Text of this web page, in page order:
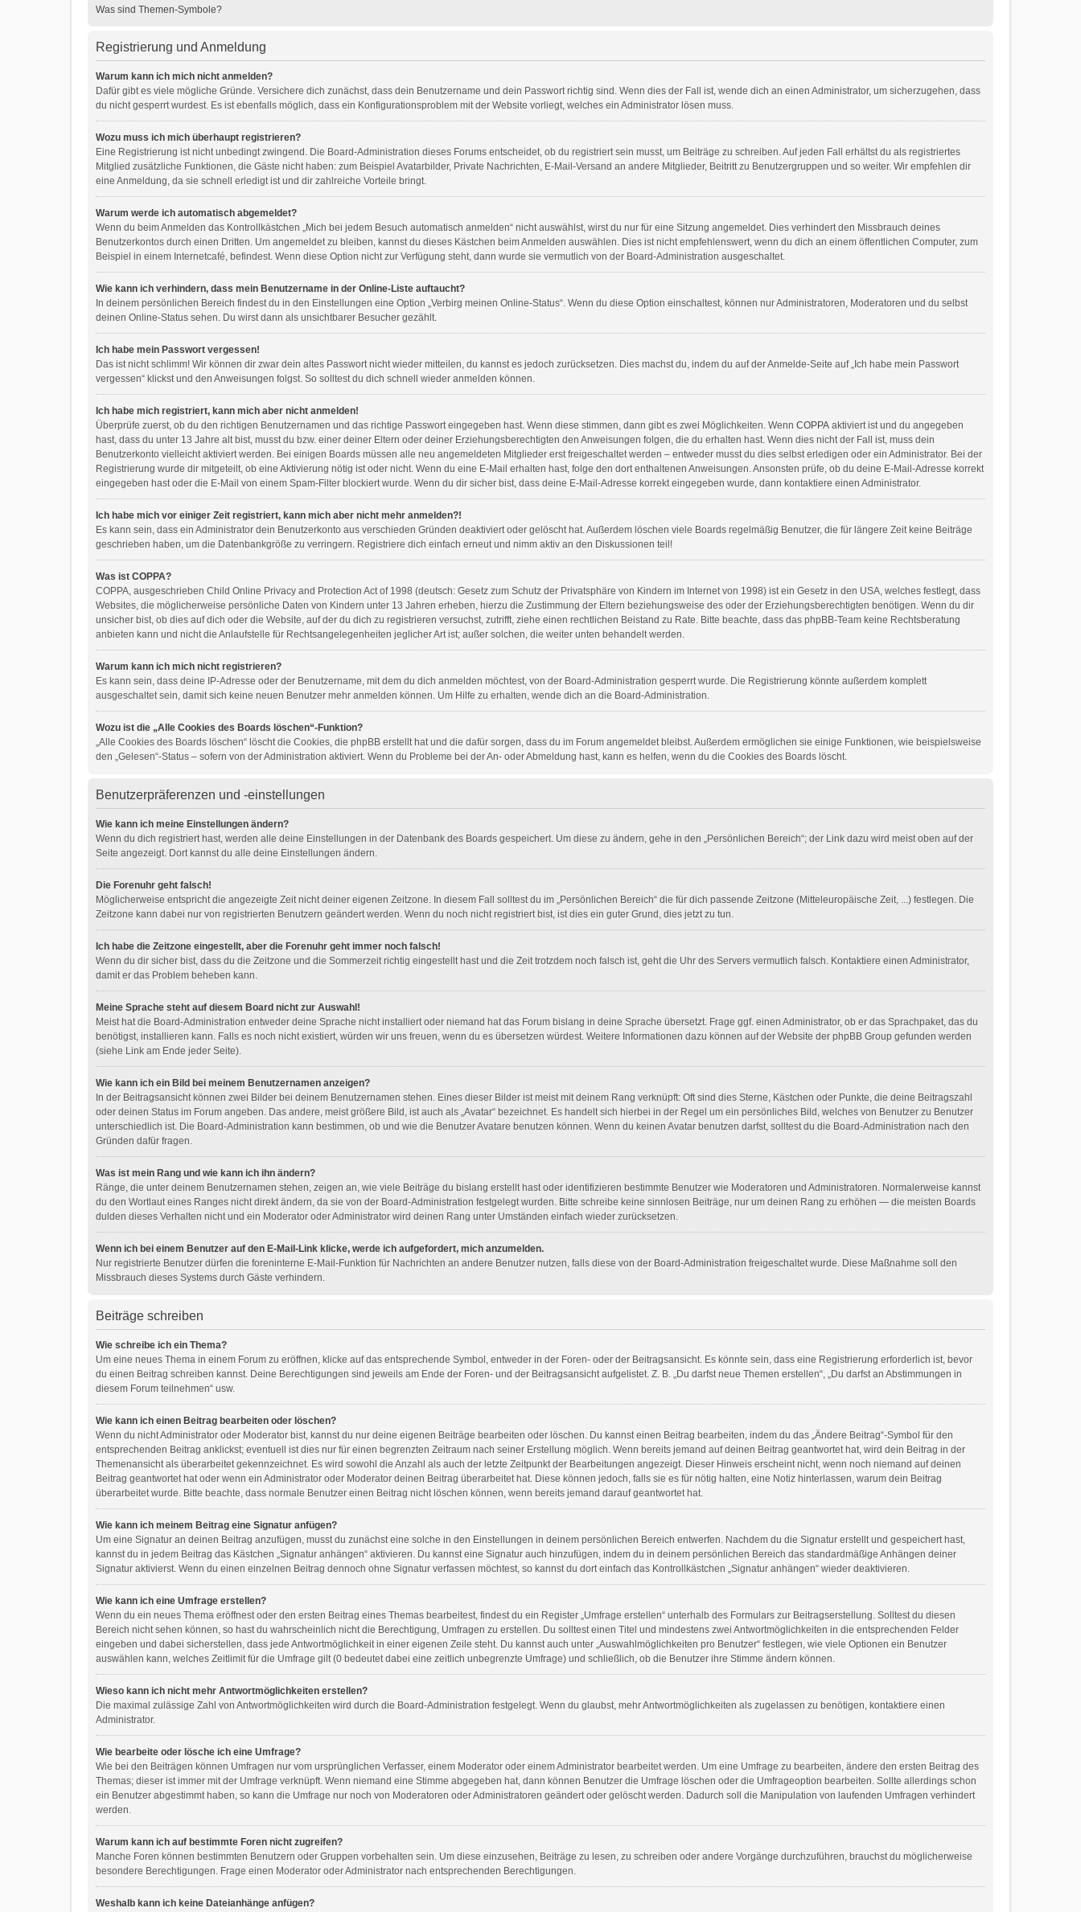
Was sind Themen-Symbole?
Registrierung und Anmeldung
Warum kann ich mich nicht anmelden?
Dafür gibt es viele mögliche Gründe. Versichere dich zunächst, dass dein Benutzername und dein Passwort richtig sind. Wenn dies der Fall ist, wende dich an einen Administrator, um sicherzugehen, dass
du nicht gesperrt wurdest. Es ist ebenfalls möglich, dass ein Konfigurationsproblem mit der Website vorliegt, welches ein Administrator lösen muss.
Wozu muss ich mich überhaupt registrieren?
Eine Registrierung ist nicht unbedingt zwingend. Die Board-Administration dieses Forums entscheidet, ob du registriert sein musst, um Beiträge zu schreiben. Auf jeden Fall erhältst du als registriertes
Mitglied zusätzliche Funktionen, die Gäste nicht haben: zum Beispiel Avatarbilder, Private Nachrichten, E-Mail-Versand an andere Mitglieder, Beitritt zu Benutzergruppen und so weiter. Wir empfehlen dir
eine Anmeldung, da sie schnell erledigt ist und dir zahlreiche Vorteile bringt.
Warum werde ich automatisch abgemeldet?
Wenn du beim Anmelden das Kontrollkästchen „Mich bei jedem Besuch automatisch anmelden“ nicht auswählst, wirst du nur für eine Sitzung angemeldet. Dies verhindert den Missbrauch deines
Benutzerkontos durch einen Dritten. Um angemeldet zu bleiben, kannst du dieses Kästchen beim Anmelden auswählen. Dies ist nicht empfehlenswert, wenn du dich an einem öffentlichen Computer, zum
Beispiel in einem Internetcafé, befindest. Wenn diese Option nicht zur Verfügung steht, dann wurde sie vermutlich von der Board-Administration ausgeschaltet.
Wie kann ich verhindern, dass mein Benutzername in der Online-Liste auftaucht?
In deinem persönlichen Bereich findest du in den Einstellungen eine Option „Verbirg meinen Online-Status“. Wenn du diese Option einschaltest, können nur Administratoren, Moderatoren und du selbst
deinen Online-Status sehen. Du wirst dann als unsichtbarer Besucher gezählt.
Ich habe mein Passwort vergessen!
Das ist nicht schlimm! Wir können dir zwar dein altes Passwort nicht wieder mitteilen, du kannst es jedoch zurücksetzen. Dies machst du, indem du auf der Anmelde-Seite auf „Ich habe mein Passwort
vergessen“ klickst und den Anweisungen folgst. So solltest du dich schnell wieder anmelden können.
Ich habe mich registriert, kann mich aber nicht anmelden!
Überprüfe zuerst, ob du den richtigen Benutzernamen und das richtige Passwort eingegeben hast. Wenn diese stimmen, dann gibt es zwei Möglichkeiten. Wenn COPPA aktiviert ist und du angegeben
hast, dass du unter 13 Jahre alt bist, musst du bzw. einer deiner Eltern oder deiner Erziehungsberechtigten den Anweisungen folgen, die du erhalten hast. Wenn dies nicht der Fall ist, muss dein
Benutzerkonto vielleicht aktiviert werden. Bei einigen Boards müssen alle neu angemeldeten Mitglieder erst freigeschaltet werden – entweder musst du dies selbst erledigen oder ein Administrator. Bei der
Registrierung wurde dir mitgeteilt, ob eine Aktivierung nötig ist oder nicht. Wenn du eine E-Mail erhalten hast, folge den dort enthaltenen Anweisungen. Ansonsten prüfe, ob du deine E-Mail-Adresse korrekt
eingegeben hast oder die E-Mail von einem Spam-Filter blockiert wurde. Wenn du dir sicher bist, dass deine E-Mail-Adresse korrekt eingegeben wurde, dann kontaktiere einen Administrator.
Ich habe mich vor einiger Zeit registriert, kann mich aber nicht mehr anmelden?!
Es kann sein, dass ein Administrator dein Benutzerkonto aus verschieden Gründen deaktiviert oder gelöscht hat. Außerdem löschen viele Boards regelmäßig Benutzer, die für längere Zeit keine Beiträge
geschrieben haben, um die Datenbankgröße zu verringern. Registriere dich einfach erneut und nimm aktiv an den Diskussionen teil!
Was ist COPPA?
COPPA, ausgeschrieben Child Online Privacy and Protection Act of 1998 (deutsch: Gesetz zum Schutz der Privatsphäre von Kindern im Internet von 1998) ist ein Gesetz in den USA, welches festlegt, dass
Websites, die möglicherweise persönliche Daten von Kindern unter 13 Jahren erheben, hierzu die Zustimmung der Eltern beziehungsweise des oder der Erziehungsberechtigten benötigen. Wenn du dir
unsicher bist, ob dies auf dich oder die Website, auf der du dich zu registrieren versuchst, zutrifft, ziehe einen rechtlichen Beistand zu Rate. Bitte beachte, dass das phpBB-Team keine Rechtsberatung
anbieten kann und nicht die Anlaufstelle für Rechtsangelegenheiten jeglicher Art ist; außer solchen, die weiter unten behandelt werden.
Warum kann ich mich nicht registrieren?
Es kann sein, dass deine IP-Adresse oder der Benutzername, mit dem du dich anmelden möchtest, von der Board-Administration gesperrt wurde. Die Registrierung könnte außerdem komplett
ausgeschaltet sein, damit sich keine neuen Benutzer mehr anmelden können. Um Hilfe zu erhalten, wende dich an die Board-Administration.
Wozu ist die „Alle Cookies des Boards löschen“-Funktion?
„Alle Cookies des Boards löschen“ löscht die Cookies, die phpBB erstellt hat und die dafür sorgen, dass du im Forum angemeldet bleibst. Außerdem ermöglichen sie einige Funktionen, wie beispielsweise
den „Gelesen“-Status – sofern von der Administration aktiviert. Wenn du Probleme bei der An- oder Abmeldung hast, kann es helfen, wenn du die Cookies des Boards löscht.
Benutzerpräferenzen und -einstellungen
Wie kann ich meine Einstellungen ändern?
Wenn du dich registriert hast, werden alle deine Einstellungen in der Datenbank des Boards gespeichert. Um diese zu ändern, gehe in den „Persönlichen Bereich“; der Link dazu wird meist oben auf der
Seite angezeigt. Dort kannst du alle deine Einstellungen ändern.
Die Forenuhr geht falsch!
Möglicherweise entspricht die angezeigte Zeit nicht deiner eigenen Zeitzone. In diesem Fall solltest du im „Persönlichen Bereich“ die für dich passende Zeitzone (Mitteleuropäische Zeit, ...) festlegen. Die
Zeitzone kann dabei nur von registrierten Benutzern geändert werden. Wenn du noch nicht registriert bist, ist dies ein guter Grund, dies jetzt zu tun.
Ich habe die Zeitzone eingestellt, aber die Forenuhr geht immer noch falsch!
Wenn du dir sicher bist, dass du die Zeitzone und die Sommerzeit richtig eingestellt hast und die Zeit trotzdem noch falsch ist, geht die Uhr des Servers vermutlich falsch. Kontaktiere einen Administrator,
damit er das Problem beheben kann.
Meine Sprache steht auf diesem Board nicht zur Auswahl!
Meist hat die Board-Administration entweder deine Sprache nicht installiert oder niemand hat das Forum bislang in deine Sprache übersetzt. Frage ggf. einen Administrator, ob er das Sprachpaket, das du
benötigst, installieren kann. Falls es noch nicht existiert, würden wir uns freuen, wenn du es übersetzen würdest. Weitere Informationen dazu können auf der Website der phpBB Group gefunden werden
(siehe Link am Ende jeder Seite).
Wie kann ich ein Bild bei meinem Benutzernamen anzeigen?
In der Beitragsansicht können zwei Bilder bei deinem Benutzernamen stehen. Eines dieser Bilder ist meist mit deinem Rang verknüpft: Oft sind dies Sterne, Kästchen oder Punkte, die deine Beitragszahl
oder deinen Status im Forum angeben. Das andere, meist größere Bild, ist auch als „Avatar“ bezeichnet. Es handelt sich hierbei in der Regel um ein persönliches Bild, welches von Benutzer zu Benutzer
unterschiedlich ist. Die Board-Administration kann bestimmen, ob und wie die Benutzer Avatare benutzen können. Wenn du keinen Avatar benutzen darfst, solltest du die Board-Administration nach den
Gründen dafür fragen.
Was ist mein Rang und wie kann ich ihn ändern?
Ränge, die unter deinem Benutzernamen stehen, zeigen an, wie viele Beiträge du bislang erstellt hast oder identifizieren bestimmte Benutzer wie Moderatoren und Administratoren. Normalerweise kannst
du den Wortlaut eines Ranges nicht direkt ändern, da sie von der Board-Administration festgelegt wurden. Bitte schreibe keine sinnlosen Beiträge, nur um deinen Rang zu erhöhen — die meisten Boards
dulden dieses Verhalten nicht und ein Moderator oder Administrator wird deinen Rang unter Umständen einfach wieder zurücksetzen.
Wenn ich bei einem Benutzer auf den E-Mail-Link klicke, werde ich aufgefordert, mich anzumelden.
Nur registrierte Benutzer dürfen die foreninterne E-Mail-Funktion für Nachrichten an andere Benutzer nutzen, falls diese von der Board-Administration freigeschaltet wurde. Diese Maßnahme soll den
Missbrauch dieses Systems durch Gäste verhindern.
Beiträge schreiben
Wie schreibe ich ein Thema?
Um eine neues Thema in einem Forum zu eröffnen, klicke auf das entsprechende Symbol, entweder in der Foren- oder der Beitragsansicht. Es könnte sein, dass eine Registrierung erforderlich ist, bevor
du einen Beitrag schreiben kannst. Deine Berechtigungen sind jeweils am Ende der Foren- und der Beitragsansicht aufgelistet. Z. B. „Du darfst neue Themen erstellen“, „Du darfst an Abstimmungen in
diesem Forum teilnehmen“ usw.
Wie kann ich einen Beitrag bearbeiten oder löschen?
Wenn du nicht Administrator oder Moderator bist, kannst du nur deine eigenen Beiträge bearbeiten oder löschen. Du kannst einen Beitrag bearbeiten, indem du das „Ändere Beitrag“-Symbol für den
entsprechenden Beitrag anklickst; eventuell ist dies nur für einen begrenzten Zeitraum nach seiner Erstellung möglich. Wenn bereits jemand auf deinen Beitrag geantwortet hat, wird dein Beitrag in der
Themenansicht als überarbeitet gekennzeichnet. Es wird sowohl die Anzahl als auch der letzte Zeitpunkt der Bearbeitungen angezeigt. Dieser Hinweis erscheint nicht, wenn noch niemand auf deinen
Beitrag geantwortet hat oder wenn ein Administrator oder Moderator deinen Beitrag überarbeitet hat. Diese können jedoch, falls sie es für nötig halten, eine Notiz hinterlassen, warum dein Beitrag
überarbeitet wurde. Bitte beachte, dass normale Benutzer einen Beitrag nicht löschen können, wenn bereits jemand darauf geantwortet hat.
Wie kann ich meinem Beitrag eine Signatur anfügen?
Um eine Signatur an deinen Beitrag anzufügen, musst du zunächst eine solche in den Einstellungen in deinem persönlichen Bereich entwerfen. Nachdem du die Signatur erstellt und gespeichert hast,
kannst du in jedem Beitrag das Kästchen „Signatur anhängen“ aktivieren. Du kannst eine Signatur auch hinzufügen, indem du in deinem persönlichen Bereich das standardmäßige Anhängen deiner
Signatur aktivierst. Wenn du einen einzelnen Beitrag dennoch ohne Signatur verfassen möchtest, so kannst du dort einfach das Kontrollkästchen „Signatur anhängen“ wieder deaktivieren.
Wie kann ich eine Umfrage erstellen?
Wenn du ein neues Thema eröffnest oder den ersten Beitrag eines Themas bearbeitest, findest du ein Register „Umfrage erstellen“ unterhalb des Formulars zur Beitragserstellung. Solltest du diesen
Bereich nicht sehen können, so hast du wahrscheinlich nicht die Berechtigung, Umfragen zu erstellen. Du solltest einen Titel und mindestens zwei Antwortmöglichkeiten in die entsprechenden Felder
eingeben und dabei sicherstellen, dass jede Antwortmöglichkeit in einer eigenen Zeile steht. Du kannst auch unter „Auswahlmöglichkeiten pro Benutzer“ festlegen, wie viele Optionen ein Benutzer
auswählen kann, welches Zeitlimit für die Umfrage gilt (0 bedeutet dabei eine zeitlich unbegrenzte Umfrage) und schließlich, ob die Benutzer ihre Stimme ändern können.
Wieso kann ich nicht mehr Antwortmöglichkeiten erstellen?
Die maximal zulässige Zahl von Antwortmöglichkeiten wird durch die Board-Administration festgelegt. Wenn du glaubst, mehr Antwortmöglichkeiten als zugelassen zu benötigen, kontaktiere einen
Administrator.
Wie bearbeite oder lösche ich eine Umfrage?
Wie bei den Beiträgen können Umfragen nur vom ursprünglichen Verfasser, einem Moderator oder einem Administrator bearbeitet werden. Um eine Umfrage zu bearbeiten, ändere den ersten Beitrag des
Themas; dieser ist immer mit der Umfrage verknüpft. Wenn niemand eine Stimme abgegeben hat, dann können Benutzer die Umfrage löschen oder die Umfrageoption bearbeiten. Sollte allerdings schon
ein Benutzer abgestimmt haben, so kann die Umfrage nur noch von Moderatoren oder Administratoren geändert oder gelöscht werden. Dadurch soll die Manipulation von laufenden Umfragen verhindert
werden.
Warum kann ich auf bestimmte Foren nicht zugreifen?
Manche Foren können bestimmten Benutzern oder Gruppen vorbehalten sein. Um diese einzusehen, Beiträge zu lesen, zu schreiben oder andere Vorgänge durchzuführen, brauchst du möglicherweise
besondere Berechtigungen. Frage einen Moderator oder Administrator nach entsprechenden Berechtigungen.
Weshalb kann ich keine Dateianhänge anfügen?